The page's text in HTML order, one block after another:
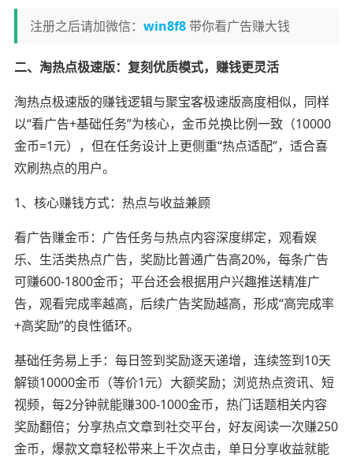
注册之后请加微信： win8f8带你看广告赚大钱
二、淘热点极速版：复刻优质模式，赚钱更灵活
淘热点极速版的赚钱逻辑与聚宝客极速版高度相似，同样
以“看广告+基础任务”为核心，金币兑换比例一致（10000
金币=1元），但在任务设计上更侧重“热点适配”，适合喜
欢刷热点的用户。
1、核心赚钱方式：热点与收益兼顾
看广告赚金币：广告任务与热点内容深度绑定，观看娱
乐、生活类热点广告，奖励比普通广告高20%，每条广告
可赚600-1800金币；平台还会根据用户兴趣推送精准广
告，观看完成率越高，后续广告奖励越高，形成“高完成率
+高奖励”的良性循环。
基础任务易上手：每日签到奖励逐天递增，连续签到10天
解锁10000金币（等价1元）大额奖励；浏览热点资讯、短
视频，每2分钟就能赚300-1000金币，热门话题相关内容
奖励翻倍；分享热点文章到社交平台，好友阅读一次赚250
金币，爆款文章轻松带来上千次点击，单日分享收益就能